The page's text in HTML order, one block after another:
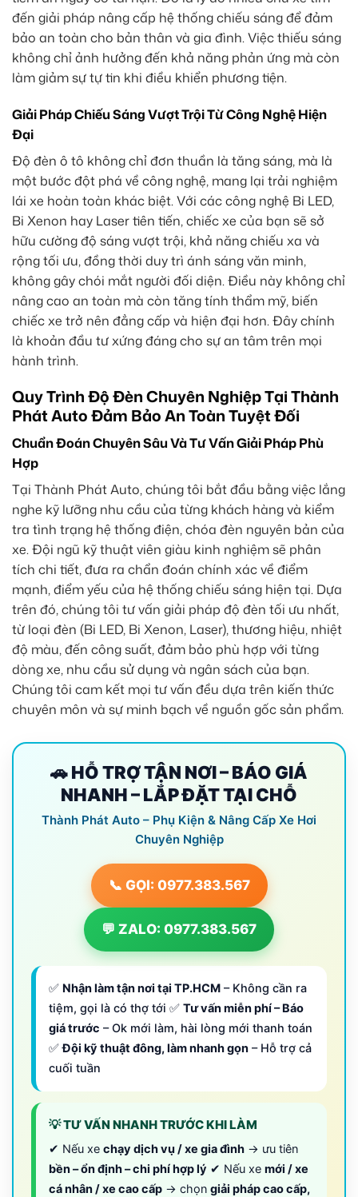
đến giải pháp nâng cấp hệ thống chiếu sáng để đảm
bảo an toàn cho bản thân và gia đình. Việc thiếu sáng
không chỉ ảnh hưởng đến khả năng phản ứng mà còn
làm giảm sự tự tin khi điều khiển phương tiện.
Giải Pháp Chiếu Sáng Vượt Trội Từ Công Nghệ Hiện
Đại
Độ đèn ô tô không chỉ đơn thuần là tăng sáng, mà là
một bước đột phá về công nghệ, mang lại trải nghiệm
lái xe hoàn toàn khác biệt. Với các công nghệ Bi LED,
Bi Xenon hay Laser tiên tiến, chiếc xe của bạn sẽ sở
hữu cường độ sáng vượt trội, khả năng chiếu xa và
rộng tối ưu, đồng thời duy trì ánh sáng văn minh,
không gây chói mắt người đối diện. Điều này không chỉ
nâng cao an toàn mà còn tăng tính thẩm mỹ, biến
chiếc xe trở nên đẳng cấp và hiện đại hơn. Đây chính
là khoản đầu tư xứng đáng cho sự an tâm trên mọi
hành trình.
Quy Trình Độ Đèn Chuyên Nghiệp Tại Thành
Phát Auto Đảm Bảo An Toàn Tuyệt Đối
Chuẩn Đoán Chuyên Sâu Và Tư Vấn Giải Pháp Phù
Hợp
Tại Thành Phát Auto, chúng tôi bắt đầu bằng việc lắng
nghe kỹ lưỡng nhu cầu của từng khách hàng và kiểm
tra tình trạng hệ thống điện, chóa đèn nguyên bản của
xe. Đội ngũ kỹ thuật viên giàu kinh nghiệm sẽ phân
tích chi tiết, đưa ra chẩn đoán chính xác về điểm
mạnh, điểm yếu của hệ thống chiếu sáng hiện tại. Dựa
trên đó, chúng tôi tư vấn giải pháp độ đèn tối ưu nhất,
từ loại đèn (Bi LED, Bi Xenon, Laser), thương hiệu, nhiệt
độ màu, đến công suất, đảm bảo phù hợp với từng
dòng xe, nhu cầu sử dụng và ngân sách của bạn.
Chúng tôi cam kết mọi tư vấn đều dựa trên kiến thức
chuyên môn và sự minh bạch về nguồn gốc sản phẩm.
🚗 HỖ TRỢ TẬN NƠI – BÁO GIÁ
NHANH – LẮP ĐẶT TẠI CHỖ
Thành Phát Auto – Phụ Kiện & Nâng Cấp Xe Hơi
Chuyên Nghiệp
📞 GỌI: 0977.383.567
💬 ZALO: 0977.383.567
✅ Nhận làm tận nơi tại TP.HCM – Không cần ra
tiệm, gọi là có thợ tới ✅ Tư vấn miễn phí – Báo
giá trước – Ok mới làm, hài lòng mới thanh toán
✅Đội kỹ thuật đông, làm nhanh gọn – Hỗ trợ cả
cuối tuần
💡 TƯ VẤN NHANH TRƯỚC KHI LÀM
✔ Nếu xe chạy dịch vụ / xe gia đình → ưu tiên
bền – ổn định – chi phí hợp lý ✔ Nếu xe mới / xe
cá nhân / xe cao cấp → chọn giải pháp cao cấp,